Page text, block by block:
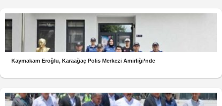
Kaymakam Eroğlu, Karaağaç Polis Merkezi Amirliği’nde